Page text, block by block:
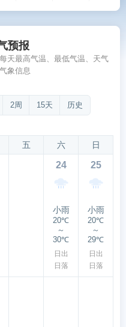
预报
天最高气温、最低气温、天气
象信息
2周 15天 历史
五 六 日
24
小雨
20℃
～
30℃
日出
日落
25
小雨
20℃
～
29℃
日出
日落